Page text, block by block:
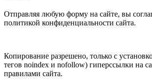
Отправляя любую форму на сайте, вы
политикой конфиденциальности сайта.
Копирование разрешено, только с
тегов noindex и nofollow) гиперссылки на
правилами сайта.